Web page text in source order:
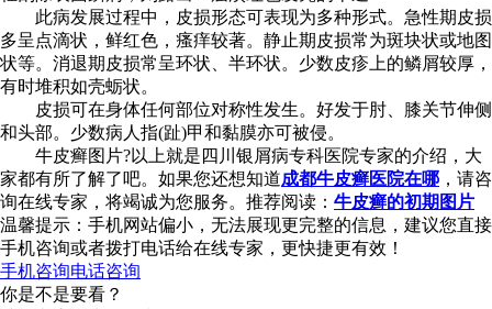
此病发展过程中，皮损形态可表现为多种形式。急性期皮损
多呈点滴状，鲜红色，瘙痒较著。静止期皮损常为斑块状或地图
状等。消退期皮损常呈环状、半环状。少数皮疹上的鳞屑较厚，
有时堆积如壳蛎状。
皮损可在身体任何部位对称性发生。好发于肘、膝关节伸侧
和头部。少数病人指(趾)甲和黏膜亦可被侵。
牛皮癣图片?以上就是四川银屑病专科医院专家的介绍，大
家都有所了解了吧。如果您还想知道成都牛皮癣医院在哪 ，请咨
询在线专家，将竭诚为您服务。推荐阅读： 牛皮癣的初期图片
温馨提示：手机网站偏小，无法展现更完整的信息，建议您直接
手机咨询或者拨打电话给在线专家，更快捷更有效！
手机咨询电话咨询
你是不是要看？